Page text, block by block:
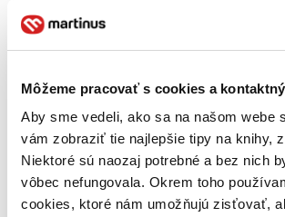
Môžeme pracovať s cookies a
Aby sme vedeli, ako sa na našom webe
vám zobraziť tie najlepšie tipy na knihy,
Niektoré sú naozaj potrebné a bez nich
vôbec nefungovala. Okrem toho
cookies, ktoré nám umožňujú zisťovať,
Bestsellery
Novinky
Najdrahšie
Najlacnejšie
Najvyššia zľava
45 produktov